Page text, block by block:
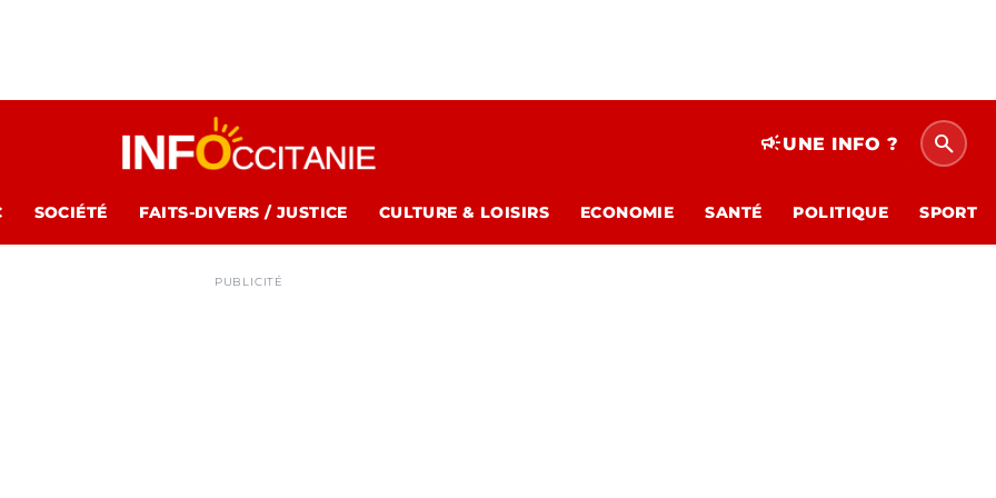
campaignUNE INFO ? search
SOCIÉTÉ FAITS-DIVERS / JUSTICE CULTURE & LOISIRS ECONOMIE SANTÉ POLITIQUE SPORT
PUBLICITÉ